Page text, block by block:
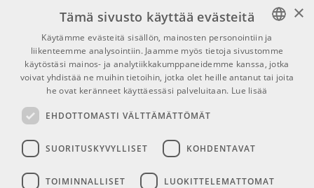
verkkokaupan asiakaspalvelu:
tilaus@dlxmusic.fi
Puh: 0207 282240 (arkisin klo
13-17)
Puh: 0207 282250 (myymälä)
00580 Helsinki
Y-tunnus: 1983522-7
FINNISH
FINNISH
×
Tämä sivusto käyttää evästeitä
Käytämme evästeitä sisällön, mainosten personointiin ja
liikenteemme analysointiin. Jaamme myös tietoja sivustomme
käytöstäsi mainos- ja analytiikkakumppaneidemme kanssa, jotka
voivat yhdistää ne muihin tietoihin, jotka olet heille antanut tai joita
he ovat keränneet käyttäessäsi palveluitaan. Lue lisää
EHDOTTOMASTI VÄLTTÄMÄTTÖMÄT
SUORITUSKYVYLLISET KOHDENTAVAT
TOIMINNALLISET LUOKITTELEMATTOMAT